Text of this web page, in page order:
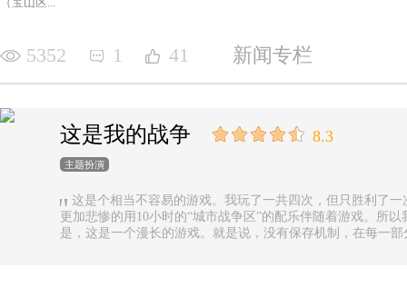
5352 1 41 新闻专栏
这是我的战争 8.3
主题扮演
这是个相当不容易的游戏。我玩了一共四次，但只胜利了
更加悲惨的用10小时的“城市战争区”的配乐伴随着游戏。所
是，这是一个漫长的游戏。就是说，没有保存机制，在每一